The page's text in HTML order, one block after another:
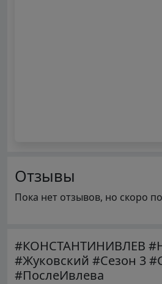
Отзывы
Пока нет отзывов, но скоро
#КОНСТАНТИНИВЛЕВ
#Жуковский #Сезон 3
#ПослеИвлева